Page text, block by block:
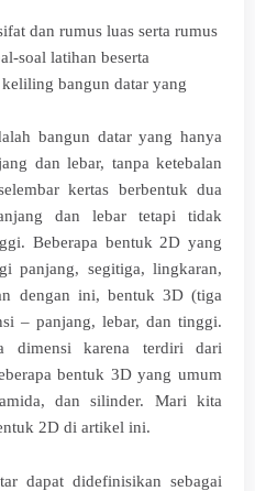
dan rumus luas serta rumus
soal latihan beserta
bangun datar yang
bangun datar yang hanya
dan lebar, tanpa ketebalan
kertas berbentuk dua
dan lebar tetapi tidak
Beberapa bentuk 2D yang
panjang, segitiga, lingkaran,
dengan ini, bentuk 3D (tiga
– panjang, lebar, dan tinggi.
dimensi karena terdiri dari
bentuk 3D yang umum
dan silinder. Mari kita
2D di artikel ini.
dapat didefinisikan sebagai